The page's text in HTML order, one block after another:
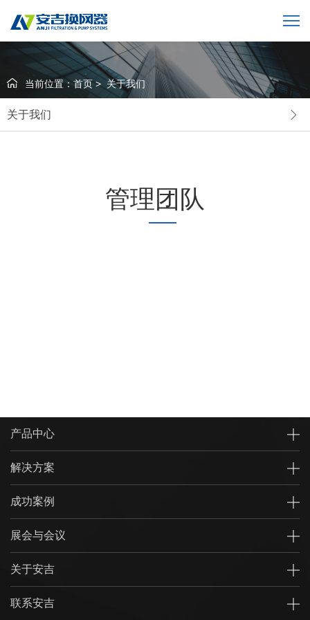
当前位置：首页 > 关于我们
关于我们
管理团队
产品中心
解决方案
成功案例
展会与会议
关于安吉
联系安吉